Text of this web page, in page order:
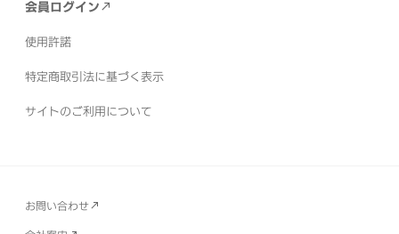
会員ログイン
使用許諾
特定商取引法に基づく表示
サイトのご利用について
お問い合わせ